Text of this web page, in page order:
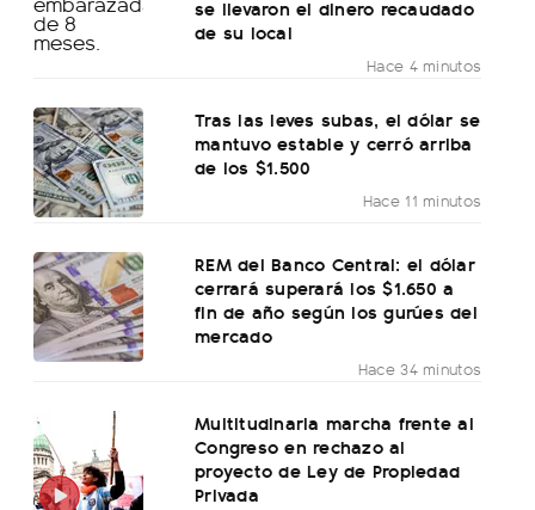
se llevaron el dinero recaudado
de su local
Hace 4 minutos
Tras las leves subas, el dólar se
mantuvo estable y cerró arriba
de los $1.500
Hace 11 minutos
REM del Banco Central: el dólar
cerrará superará los $1.650 a
fin de año según los gurúes del
mercado
Hace 34 minutos
Multitudinaria marcha frente al
Congreso en rechazo al
proyecto de Ley de Propiedad
Privada